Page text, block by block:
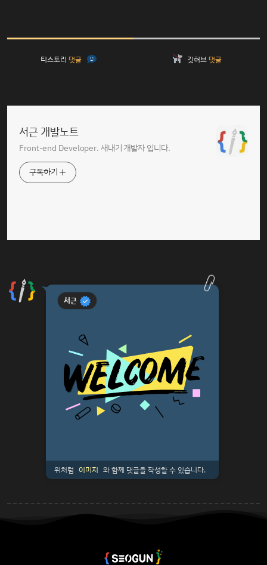
티스토리 댓글 깃허브 댓글
서근 개발노트
Front-end Developer. 새내기 개발자 입니다.
구독하기
서근
위처럼 이미지 와 함께 댓글을 작성할 수 있습니다.